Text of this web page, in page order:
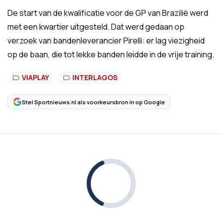
De start van de kwalificatie voor de GP van Brazilië werd
met een kwartier uitgesteld. Dat werd gedaan op
verzoek van bandenleverancier Pirelli: er lag viezigheid
op de baan, die tot lekke banden leidde in de vrije training.
VIAPLAY INTERLAGOS
Stel Sportnieuws.nl als voorkeursbron in op Google